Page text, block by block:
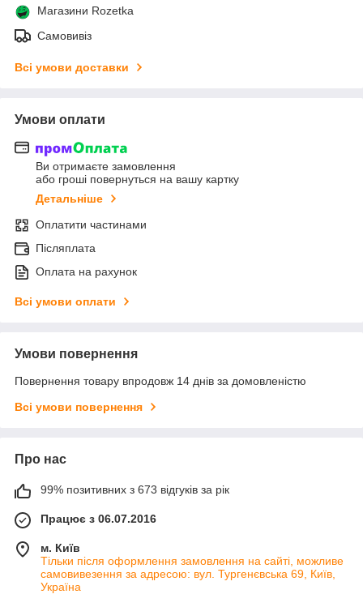
Магазини Rozetka
Самовивіз
Всі умови доставки
Умови оплати
Ви отримаєте замовлення
або гроші повернуться на вашу картку
Детальніше
Оплатити частинами
Післяплата
Оплата на рахунок
Всі умови оплати
Умови повернення
Повернення товару впродовж 14 днів за домовленістю
Всі умови повернення
Про нас
99% позитивних з 673 відгуків за рік
Працює з 06.07.2016
м. Київ
Тільки після оформлення замовлення на сайті, можливе
самовивезення за адресою: вул. Тургенєвська 69, Київ,
Україна